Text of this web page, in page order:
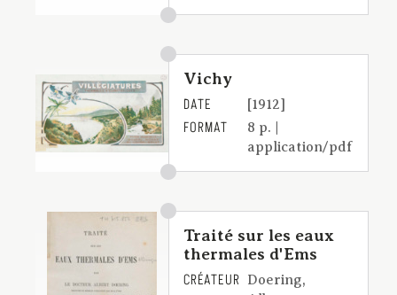
Vichy
DATE [1912]
FORMAT
8 p. |
application/pdf
Traité sur les eaux
thermales d'Ems
CRÉATEUR Doering,